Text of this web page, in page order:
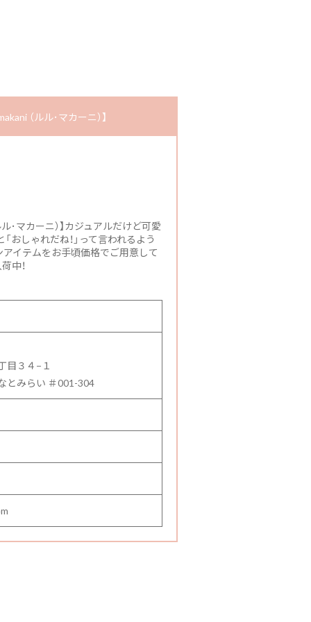
（ルル･マカーニ）】
･マカーニ）】カジュアルだけど可愛
おしゃれだね！」って言われるよう
イテムをお手頃価格でご用意して
中！
目３４−１
とみらい ＃001-304